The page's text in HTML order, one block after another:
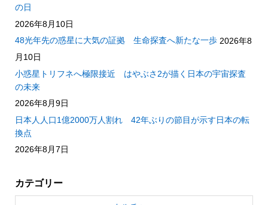
の日
2026年8月10日
48光年先の惑星に大気の証拠 生命探査へ新たな一歩 2026年8
月10日
小惑星トリフネへ極限接近 はやぶさ2が描く日本の宇宙探査
の未来
2026年8月9日
日本人人口1億2000万人割れ 42年ぶりの節目が示す日本の転
換点
2026年8月7日
カテゴリー